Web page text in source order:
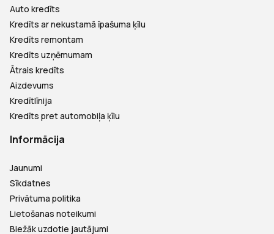
Auto kredīts
Kredīts ar nekustamā īpašuma ķīlu
Kredīts remontam
Kredīts uzņēmumam
Ātrais kredīts
Aizdevums
Kredītlīnija
Kredīts pret automobiļa ķīlu
Informācija
Jaunumi
Sīkdatnes
Privātuma politika
Lietošanas noteikumi
Biežāk uzdotie jautājumi